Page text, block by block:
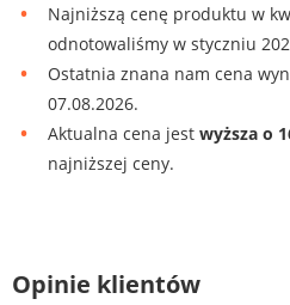
Najniższą cenę produktu w
odnotowaliśmy w styczniu
Ostatnia znana nam cena
07.08.2026.
Aktualna cena jest wyższa o
najniższej ceny.
Opinie klientów